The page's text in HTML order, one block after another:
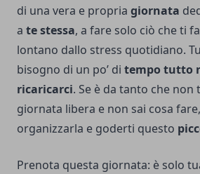
di una vera e propria giornata
a te stessa, a fare solo ciò che ti
lontano dallo stress quotidiano.
bisogno di un po’ di tempo tutto
ricaricarci. Se è da tanto che non
giornata libera e non sai cosa
organizzarla e goderti questo
Prenota questa giornata: è solo